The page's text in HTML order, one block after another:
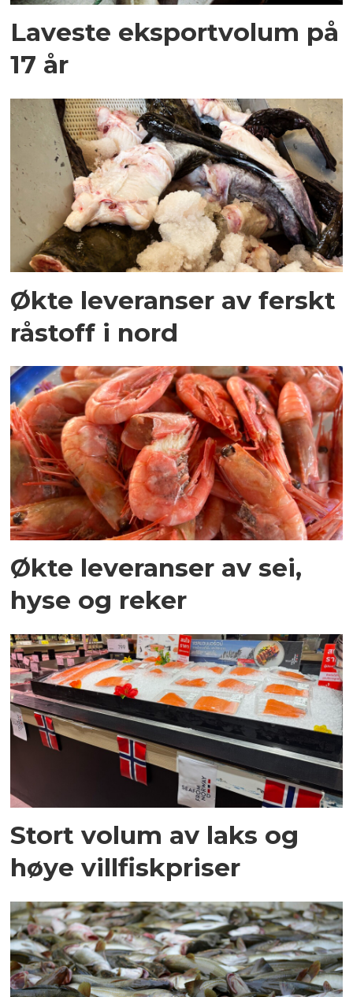
Laveste eksportvolum på
17 år
Økte leveranser av ferskt
råstoff i nord
Økte leveranser av sei,
hyse og reker
Stort volum av laks og
høye villfiskpriser